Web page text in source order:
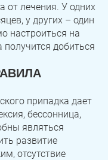
от лечения. У одних
у других – один
настроиться на
добиться
припадка дает
бессонница,
являться
развитие
отсутствие